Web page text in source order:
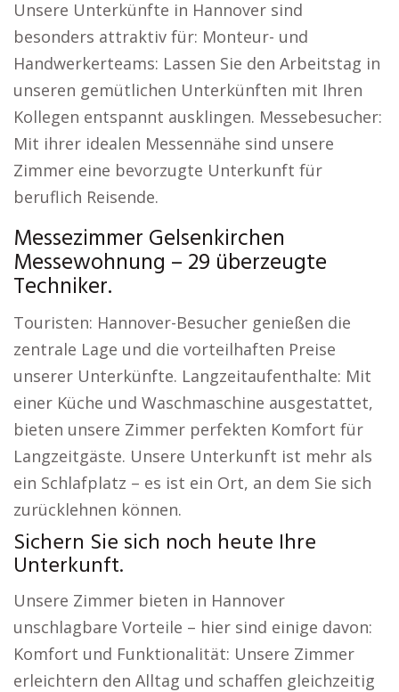
Unsere Unterkünfte in Hannover sind
besonders attraktiv für: Monteur- und
Handwerkerteams: Lassen Sie den Arbeitstag in
unseren gemütlichen Unterkünften mit Ihren
Kollegen entspannt ausklingen. Messebesucher:
Mit ihrer idealen Messennähe sind unsere
Zimmer eine bevorzugte Unterkunft für
beruflich Reisende.
Messezimmer Gelsenkirchen
Messewohnung – 29 überzeugte
Techniker.
Touristen: Hannover-Besucher genießen die
zentrale Lage und die vorteilhaften Preise
unserer Unterkünfte. Langzeitaufenthalte: Mit
einer Küche und Waschmaschine ausgestattet,
bieten unsere Zimmer perfekten Komfort für
Langzeitgäste. Unsere Unterkunft ist mehr als
ein Schlafplatz – es ist ein Ort, an dem Sie sich
zurücklehnen können.
Sichern Sie sich noch heute Ihre
Unterkunft.
Unsere Zimmer bieten in Hannover
unschlagbare Vorteile – hier sind einige davon:
Komfort und Funktionalität: Unsere Zimmer
erleichtern den Alltag und schaffen gleichzeitig